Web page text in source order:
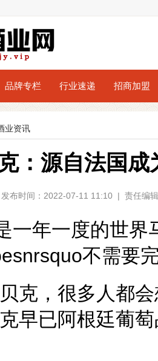
品牌专栏 行业速递 招商加盟
业资讯
：源自法国
发布时间：2022-07-11 11:10 | 责任
一年一度的世界
不需要
克，很多人都
早已阿根廷葡